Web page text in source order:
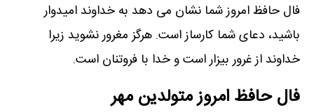
فال حافظ امروز شما نشان می دهد به خداوند امیدوار
باشید، دعای شما کارساز است. هرگز مغرور نشوید زیرا
خداوند از غرور بیزار است و خدا با فروتنان است.
فال حافظ امروز متولدین‌ مهر